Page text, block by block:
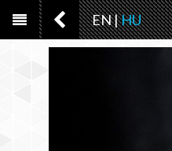
EN|HU